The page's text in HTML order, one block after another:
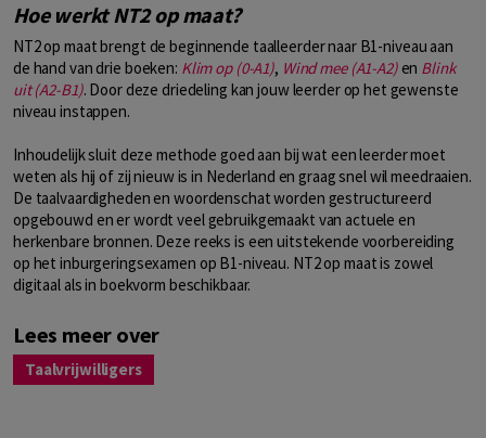
Hoe werkt NT2 op maat?
NT2 op maat brengt de beginnende taalleerder naar B1-niveau aan
de hand van drie boeken: Klim op (0-A1), Wind mee (A1-A2)en Blink
uit (A2-B1). Door deze driedeling kan jouw leerder op het gewenste
niveau instappen.
Inhoudelijk sluit deze methode goed aan bij wat een leerder moet
weten als hij of zij nieuw is in Nederland en graag snel wil meedraaien.
De taalvaardigheden en woordenschat worden gestructureerd
opgebouwd en er wordt veel gebruikgemaakt van actuele en
herkenbare bronnen. Deze reeks is een uitstekende voorbereiding
op het inburgeringsexamen op B1-niveau. NT2 op maat is zowel
digitaal als in boekvorm beschikbaar.
Lees meer over
Taalvrijwilligers